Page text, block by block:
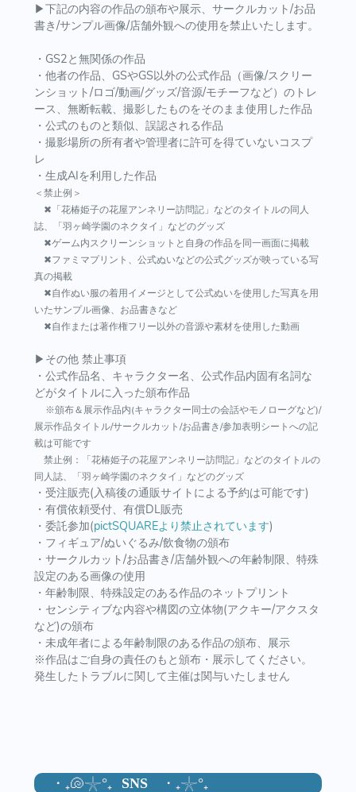
▶下記の内容の作品の頒布や展示、サークルカット/お品
書き/サンプル画像/店舗外観への使用を禁止いたします。
・GS2と無関係の作品
・他者の作品、GSやGS以外の公式作品（画像/スクリー
ンショット/ロゴ/動画/グッズ/音源/モチーフなど）のトレ
ース、無断転載、撮影したものをそのまま使用した作品
・公式のものと類似、誤認される作品
・撮影場所の所有者や管理者に許可を得ていないコスプ
レ
・生成AIを利用した作品
＜禁止例＞
✖「花椿姫子の花屋アンネリー訪問記」などのタイトルの同人
誌、「羽ヶ崎学園のネクタイ」などのグッズ
✖ゲーム内スクリーンショットと自身の作品を同一画面に掲載
✖ファミマプリント、公式ぬいなどの公式グッズが映っている写
真の掲載
✖自作ぬい服の着用イメージとして公式ぬいを使用した写真を用
いたサンプル画像、お品書きなど
✖自作または著作権フリー以外の音源や素材を使用した動画
▶その他 禁止事項
・公式作品名、キャラクター名、公式作品内固有名詞な
どがタイトルに入った頒布作品
※頒布＆展示作品内(キャラクター同士の会話やモノローグなど)/
展示作品タイトル/サークルカット/お品書き/参加表明シートへの記
載は可能です
禁止例：「花椿姫子の花屋アンネリー訪問記」などのタイトルの
同人誌、「羽ヶ崎学園のネクタイ」などのグッズ
・受注販売(入稿後の通販サイトによる予約は可能です)
・有償依頼受付、有償DL販売
・委託参加(pictSQUAREより禁止されています)
・フィギュア/ぬいぐるみ/飲食物の頒布
・サークルカット/お品書き/店舗外観への年齢制限、特殊
設定のある画像の使用
・年齢制限、特殊設定のある作品のネットプリント
・センシティブな内容や構図の立体物(アクキー/アクスタ
など)の頒布
・未成年者による年齢制限のある作品の頒布、展示
※作品はご自身の責任のもと頒布・展示してください。
発生したトラブルに関して主催は関与いたしません
・₊🐚𓇼°₊ SNS ・₊𓇼°₊